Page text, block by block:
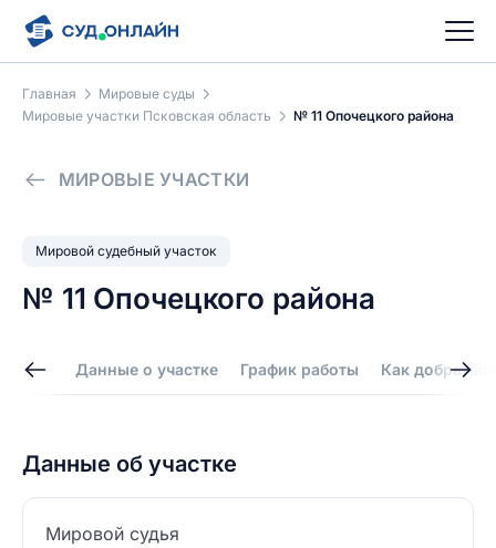
Главная
Мировые суды
Мировые участки Псковская область
№ 11 Опочецкого района
МИРОВЫЕ УЧАСТКИ
Мировой судебный участок
№ 11 Опочецкого района
Данные о участке График работы Как добраться
Данные об участке
Мировой судья